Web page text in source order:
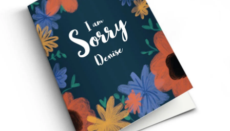
Naše dárky inspirují. Zákazníci nás na Google Reviews
hodnotí známkou 4,8.
Přáníčko zdarma
Vytvořte něco jedinečného během několika kroků – s jejím
jménem, vaší fotografií nebo vzkazem, který doopravdy
zahřeje u srdce. Žádné zbytečné složitosti, jen spousta
lásky pro daný okamžik.